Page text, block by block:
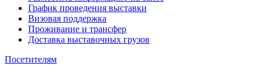
График проведения выставки
Визовая поддержка
Проживание и трансфер
Доставка выставочных грузов
Посетителям